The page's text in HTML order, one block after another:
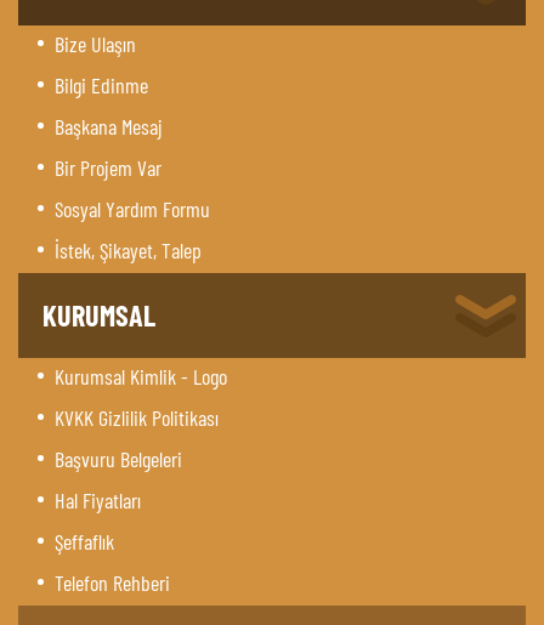
Bize Ulaşın
Bilgi Edinme
Başkana Mesaj
Bir Projem Var
Sosyal Yardım Formu
İstek, Şikayet, Talep
KURUMSAL
Kurumsal Kimlik - Logo
KVKK Gizlilik Politikası
Başvuru Belgeleri
Hal Fiyatları
Şeffaflık
Telefon Rehberi